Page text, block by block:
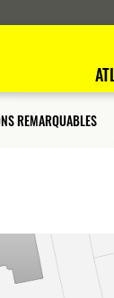
REMARQUABLES